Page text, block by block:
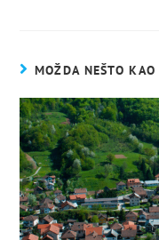
MOŽDA NEŠTO KAO